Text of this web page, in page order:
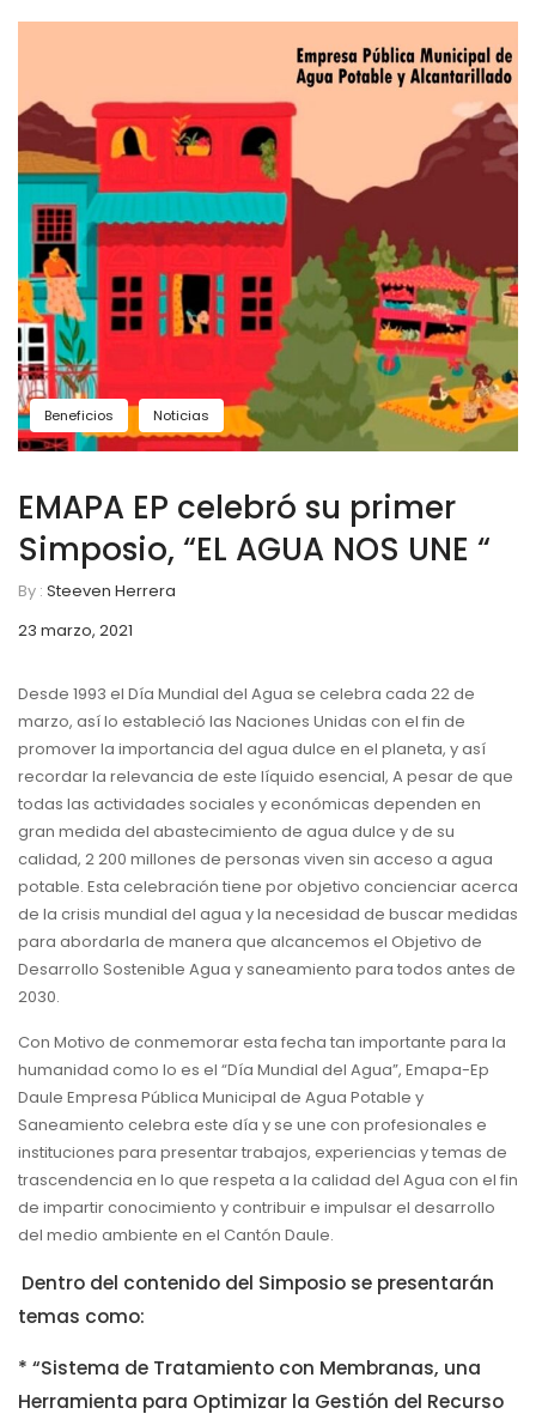
Beneficios Noticias
EMAPA EP celebró su primer
Simposio, “EL AGUA NOS UNE “
By : Steeven Herrera
23 marzo, 2021
Desde 1993 el Día Mundial del Agua se celebra cada 22 de
marzo, así lo estableció las Naciones Unidas con el fin de
promover la importancia del agua dulce en el planeta, y así
recordar la relevancia de este líquido esencial, A pesar de que
todas las actividades sociales y económicas dependen en
gran medida del abastecimiento de agua dulce y de su
calidad, 2 200 millones de personas viven sin acceso a agua
potable. Esta celebración tiene por objetivo concienciar acerca
de la crisis mundial del agua y la necesidad de buscar medidas
para abordarla de manera que alcancemos el Objetivo de
Desarrollo Sostenible Agua y saneamiento para todos antes de
2030.
Con Motivo de conmemorar esta fecha tan importante para la
humanidad como lo es el “Día Mundial del Agua”, Emapa-Ep
Daule Empresa Pública Municipal de Agua Potable y
Saneamiento celebra este día y se une con profesionales e
instituciones para presentar trabajos, experiencias y temas de
trascendencia en lo que respeta a la calidad del Agua con el fin
de impartir conocimiento y contribuir e impulsar el desarrollo
del medio ambiente en el Cantón Daule.
Dentro del contenido del Simposio se presentarán
temas como:
* “Sistema de Tratamiento con Membranas, una
Herramienta para Optimizar la Gestión del Recurso